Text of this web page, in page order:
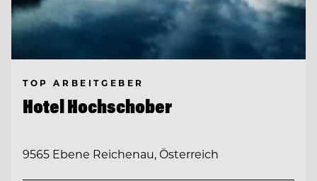
TOP ARBEITGEBER
Hotel Hochschober
9565 Ebene Reichenau, Österreich